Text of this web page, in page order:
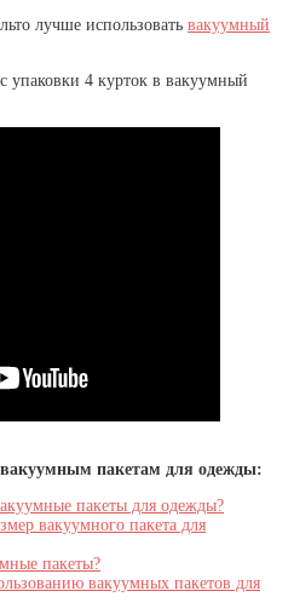
лучше использовать вакуумный
упаковки 4 курток в вакуумный
пакетам для одежды:
пакеты для одежды?
вакуумного пакета для
пакеты?
вакуумных пакетов для